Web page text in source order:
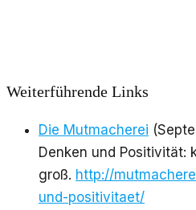
Weiterführende Links
Die Mutmacherei
Denken und Positivität:
groß. http://
und-positivitaet/